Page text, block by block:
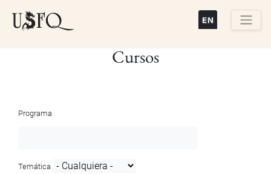
Cursos
Programa
Temática